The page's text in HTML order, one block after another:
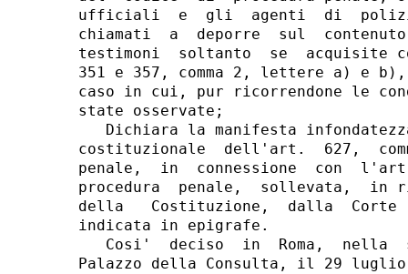
ufficiali  e  gli  agenti  di  polizia
chiamati  a  deporre  sul
testimoni  soltanto  se
351 e 357, comma 2, lettere a) e
caso in cui, pur ricorrendone le
state osservate;
Dichiara la manifesta
costituzionale  dell'art.  627,
penale,  in  connessione  con
procedura  penale,  sollevata,  in
della   Costituzione,  dalla  Corte
indicata in epigrafe.
Cosi'  deciso  in  Roma,  nella
Palazzo della Consulta, il 29 luglio